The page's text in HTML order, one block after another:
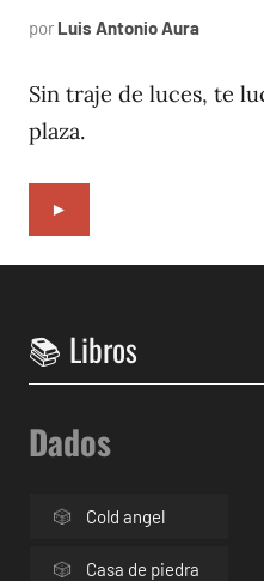
por Luis Antonio Aura
1994
Sin traje de luces, te
plaza.
►
Dados
Cold angel
Casa de piedra